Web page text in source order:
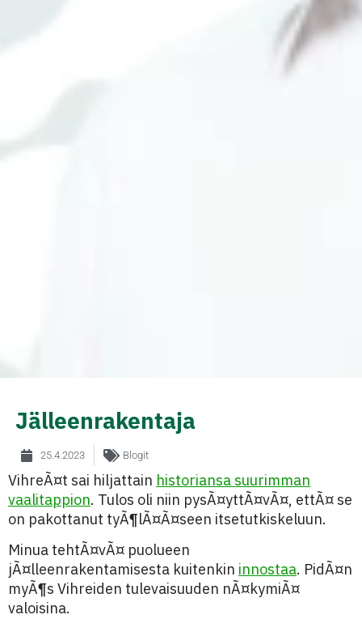
Jälleenrakentaja
25.4.2023 Blogit
VihreÃ¤t sai hiljattain historiansa suurimman
vaalitappion. Tulos oli niin pysÃ¤yttÃ¤vÃ¤, ettÃ¤ se
on pakottanut tyÃ¶lÃ¤Ã¤seen itsetutkiskeluun.
Minua tehtÃ¤vÃ¤ puolueen
jÃ¤lleenrakentamisesta kuitenkin innostaa. PidÃ¤n
myÃ¶s Vihreiden tulevaisuuden nÃ¤kymiÃ¤
valoisina.